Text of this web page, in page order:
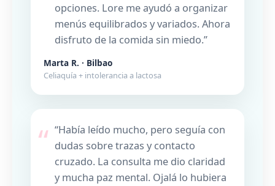
opciones. Lore me ayudó a organizar
menús equilibrados y variados. Ahora
disfruto de la comida sin miedo.”
Marta R. · Bilbao
Celiaquía + intolerancia a lactosa
“Había leído mucho, pero seguía con
dudas sobre trazas y contacto
cruzado. La consulta me dio claridad
y mucha paz mental. Ojalá lo hubiera